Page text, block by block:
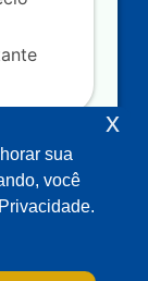
você
ou
Aécio
não serão
sua
você
x